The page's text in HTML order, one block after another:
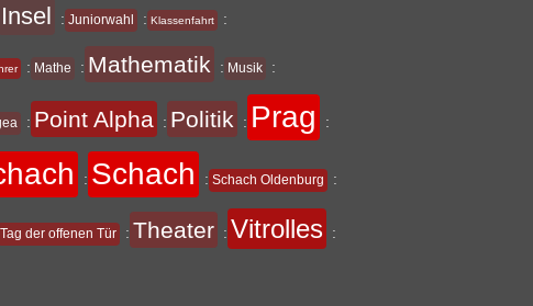
Insel : Juniorwahl : Klassenfahrt :
: Mathe : Mathematik : Musik :
: Point Alpha : Politik : Prag :
: Schach : Schach Oldenburg :
Tag der offenen Tür : Theater : Vitrolles :